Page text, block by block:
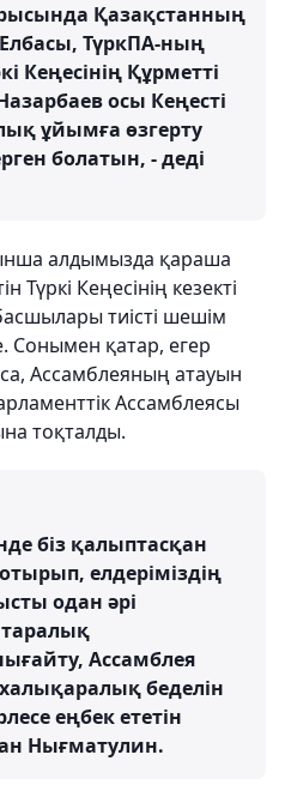
Қазақстанның
ТүркПА-ның
Кеңесінің Құрметті
осы Кеңесті
ұйымға өзгерту
болатын, - деді
алдымызда қараша
Кеңесінің кезекті
тиісті шешім
Сонымен қатар, егер
Ассамблеяның атауын
Ассамблеясы
тоқталды.
біз қалыптасқан
елдеріміздің
одан әрі
Ассамблея
беделін
еңбек ететін
Нығматулин.